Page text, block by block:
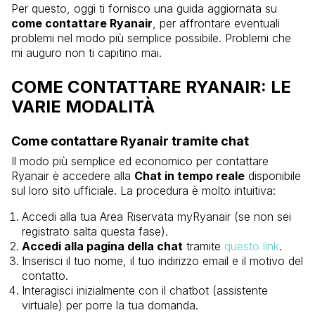
Per questo, oggi ti fornisco una guida aggiornata su
come contattare Ryanair , per affrontare eventuali
problemi nel modo più semplice possibile. Problemi che
mi auguro non ti capitino mai.
COME CONTATTARE RYANAIR: LE
VARIE MODALITÀ
Come contattare Ryanair tramite chat
Il modo più semplice ed economico per contattare
Ryanair è accedere alla Chat in tempo reale disponibile
sul loro sito ufficiale. La procedura è molto intuitiva:
Accedi alla tua Area Riservata myRyanair (se non sei
registrato salta questa fase).
Accedi alla pagina della chat tramite questo link.
Inserisci il tuo nome, il tuo indirizzo email e il motivo del
contatto.
Interagisci inizialmente con il chatbot (assistente
virtuale) per porre la tua domanda.